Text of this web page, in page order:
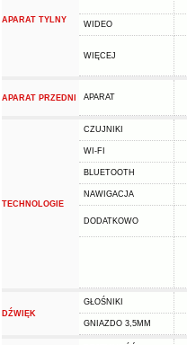
APARAT TYLNY WIDEO
WIĘCEJ
APARAT PRZEDNI APARAT
TECHNOLOGIE
CZUJNIKI
WI-FI
BLUETOOTH
NAWIGACJA
DODATKOWO
DŹWIĘK
GŁOŚNIKI
GNIAZDO 3,5MM